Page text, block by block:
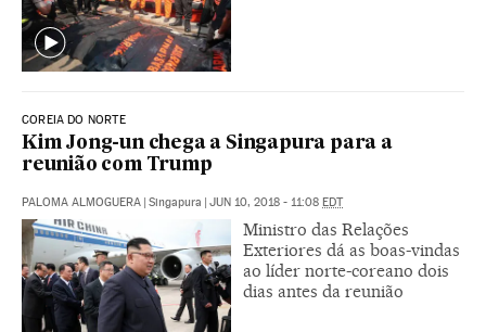
COREIA DO NORTE
Kim Jong-un chega a Singapura para a
reunião com Trump
PALOMA ALMOGUERA | Singapura | JUN 10, 2018 - 11:08 EDT
Ministro das Relações
Exteriores dá as boas-vindas
ao líder norte-coreano dois
dias antes da reunião